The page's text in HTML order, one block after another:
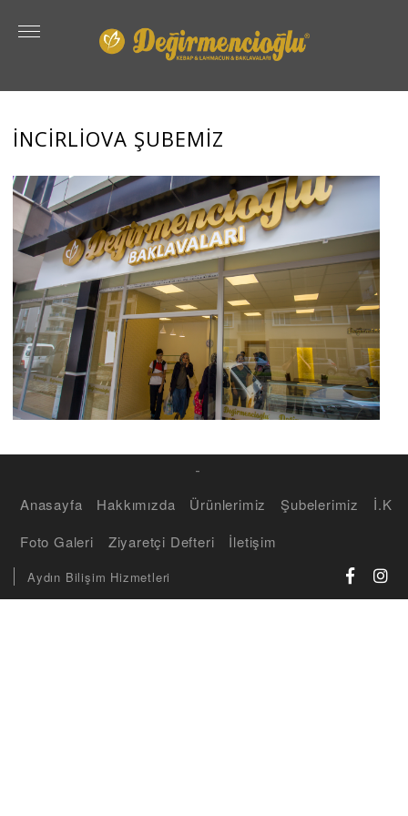
İNCİRLİOVA ŞUBEMİZ
-
Anasayfa Hakkımızda Ürünlerimiz Şubelerimiz
İ.K
Foto Galeri
Ziyaretçi Defteri İletişim
Aydın Bilişim Hizmetleri